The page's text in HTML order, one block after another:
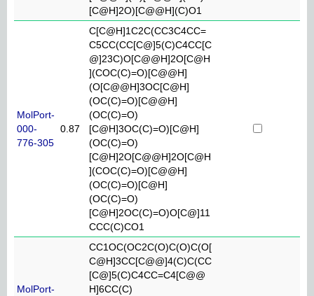
[C@H]2O)[C@@H](C)O1
MolPort-
000-
776-305
0.87
C[C@H]1C2C(CC3C4CC=
C5CC(CC[C@]5(C)C4CC[C
@]23C)O[C@@H]2O[C@H
](COC(C)=O)[C@@H]
(O[C@@H]3OC[C@H]
(OC(C)=O)[C@@H]
(OC(C)=O)
[C@H]3OC(C)=O)[C@H]
(OC(C)=O)
[C@H]2O[C@@H]2O[C@H
](COC(C)=O)[C@@H]
(OC(C)=O)[C@H]
(OC(C)=O)
[C@H]2OC(C)=O)O[C@]11
CCC(C)CO1
MolPort-
CC1OC(OC2C(O)C(O)C(O[
C@H]3CC[C@@]4(C)C(CC
[C@]5(C)C4CC=C4[C@@
H]6CC(C)